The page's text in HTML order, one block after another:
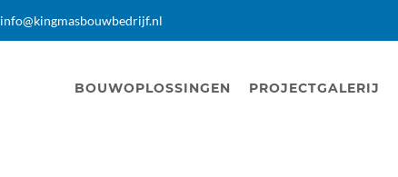
info@kingmasbouwbedrijf.nl
BOUWOPLOSSINGEN PROJECTGALERIJ